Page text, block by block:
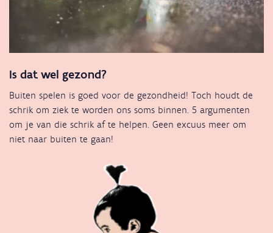
Is dat wel gezond?
Buiten spelen is goed voor de gezondheid! Toch houdt de
schrik om ziek te worden ons soms binnen. 5 argumenten
om je van die schrik af te helpen. Geen excuus meer om
niet naar buiten te gaan!